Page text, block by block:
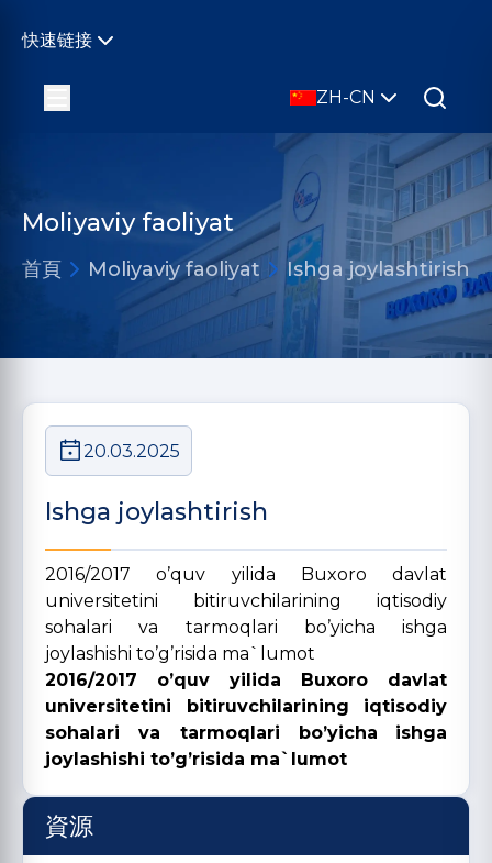
快速链接
ZH-CN
Moliyaviy faoliyat
首頁 Moliyaviy faoliyat Ishga joylashtirish
20.03.2025
Ishga joylashtirish
2016/2017 o’quv yilida Buxoro davlat
universitetini bitiruvchilarining iqtisodiy
sohalari va tarmoqlari bo’yicha ishga
joylashishi to’g’risida ma`lumot
2016/2017 o’quv yilida Buxoro davlat
universitetini bitiruvchilarining iqtisodiy
sohalari va tarmoqlari bo’yicha
ishga
joylashishi to’g’risida ma` lumot
資源